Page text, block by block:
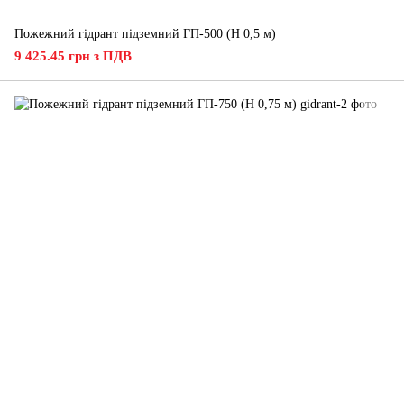
Пожежний гідрант підземний ГП-500 (H 0,5 м)
9 425.45 грн з ПДВ